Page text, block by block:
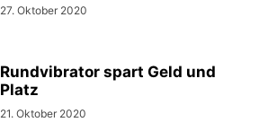
27. Oktober 2020
Rundvibrator spart Geld und
Platz
21. Oktober 2020